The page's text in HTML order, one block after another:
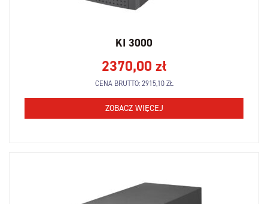
KI 3000
2370,00 zł
CENA BRUTTO:2915,10ZŁ
ZOBACZ WIĘCEJ